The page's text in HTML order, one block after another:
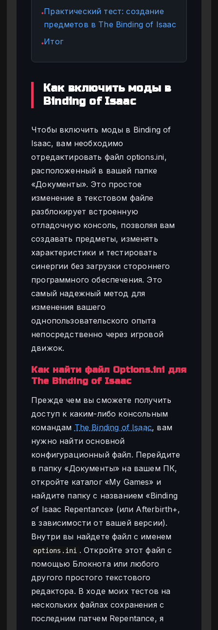
●Практический тест: создание
предметов в The Binding of Isaac
●Итог
Как включить моды в
Binding of Isaac
Чтобы включить моды в Binding of
Isaac, вам необходимо
отредактировать файл options.ini,
расположенный в вашей папке
«Документы». Это простое
изменение в текстовом файле
разблокирует встроенную
отладочную консоль, позволяя вам
создавать предметы, изменять
характеристики и тестировать
синергии без загрузки стороннего
программного обеспечения. Это
самый надежный метод для
изменения вашего
однопользовательского опыта
непосредственно через игровой
движок.
Как найти файл Options.ini для
The Binding of Isaac
Прежде чем вы сможете получить
доступ к каким-либо консольным
командам The Binding of Isaac, вам
нужно найти основной
конфигурационный файл. Перейдите
в папку «Документы» на вашем ПК,
откройте каталог «My Games» и
найдите папку с названием «Binding
of Isaac Repentance» (или Afterbirth+,
в зависимости от вашей версии).
Внутри вы найдете файл с именем
options.ini . Откройте этот файл с
помощью Блокнота или любого
другого простого текстового
редактора. В ходе моих тестов на
нескольких файлах сохранения с
последним патчем Repentance, я